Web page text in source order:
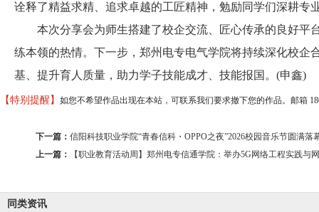
诠释了精益求精、追求卓越的工匠精神，勉励同学们深耕专
本次分享会为师生搭建了校企交流、匠心传承的良好平
练本领的热情。下一步，郑州电专电气学院将持续深化校
基、提升育人质量，助力学子技能成才、技能报国。(申鑫)
【特别提醒】 如您不希望作品出现在本站，可联系我们要求撤下您的作品。邮箱
下一篇： 信阳科技职业学院“青春信科・OPPO之夜”2026校园音乐节圆满落
上一篇：
【职业教育活动周】郑州电专信通学院：举办5G网络工程实践与
同类资讯